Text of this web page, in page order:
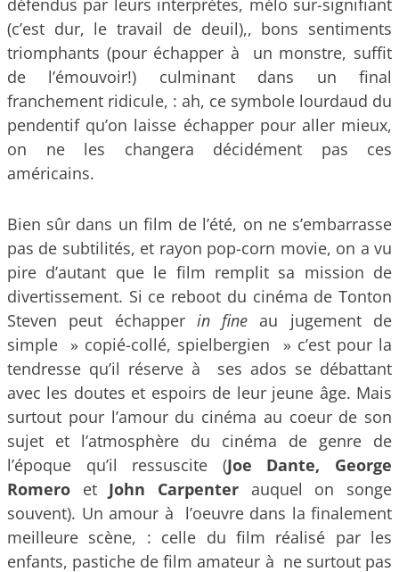
(c’est dur, le travail de deuil),, bons sentiments
triomphants (pour échapper à un monstre, suffit
de l’émouvoir!) culminant dans un final
franchement ridicule, : ah, ce symbole lourdaud du
pendentif qu’on laisse échapper pour aller mieux,
on ne les changera décidément pas ces
américains.
Bien sûr dans un film de l’été, on ne s’embarrasse
pas de subtilités, et rayon pop-corn movie, on a vu
pire d’autant que le film remplit sa mission de
divertissement. Si ce reboot du cinéma de Tonton
Steven peut échapper in fine au jugement de
simple » copié-collé, spielbergien » c’est pour la
tendresse qu’il réserve à ses ados se débattant
avec les doutes et espoirs de leur jeune âge. Mais
surtout pour l’amour du cinéma au coeur de son
sujet et l’atmosphère du cinéma de genre de
l’époque qu’il ressuscite (Joe Dante, George
Romero et John Carpenter auquel on songe
souvent). Un amour à l’oeuvre dans la finalement
meilleure scène, : celle du film réalisé par les
enfants, pastiche de film amateur à ne surtout pas